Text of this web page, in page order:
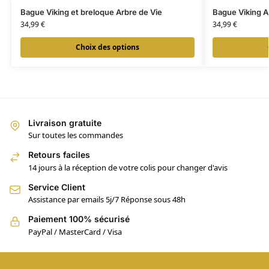
Bague Viking et breloque Arbre de Vie
34,99€
Choix des options
Bague Viking
34,99€
Livraison gratuite
Sur toutes les commandes
Retours faciles
14 jours à la réception de votre colis pour changer d'avis
Service Client
Assistance par emails 5j/7 Réponse sous 48h
Paiement 100% sécurisé
PayPal / MasterCard / Visa